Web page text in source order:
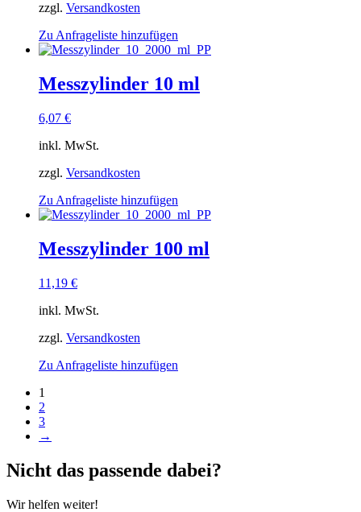
zzgl. Versandkosten
Zu Anfrageliste hinzufügen
Messzylinder 10 ml
6,07 €
inkl. MwSt.
zzgl. Versandkosten
Zu Anfrageliste hinzufügen
Messzylinder 100 ml
11,19 €
inkl. MwSt.
zzgl. Versandkosten
Zu Anfrageliste hinzufügen
1
2
3
→
Nicht das passende dabei?
Wir helfen weiter!